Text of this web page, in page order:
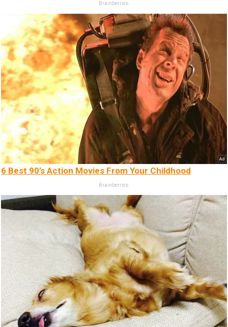
Brainberries
6 Best 90’s Action Movies From Your Childhood
Brainberries